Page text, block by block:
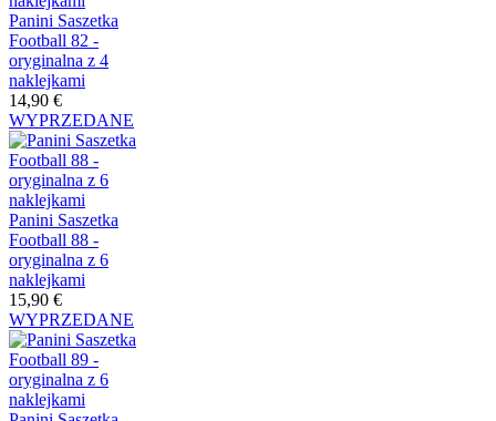
Panini Saszetka
Football 82 -
oryginalna z 4
naklejkami
14,90 €
WYPRZEDANE
Panini Saszetka
Football 88 -
oryginalna z 6
naklejkami
15,90 €
WYPRZEDANE